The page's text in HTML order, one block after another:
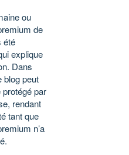
ou
de
été
explique
Dans
blog peut
par
rendant
tant que
n’a